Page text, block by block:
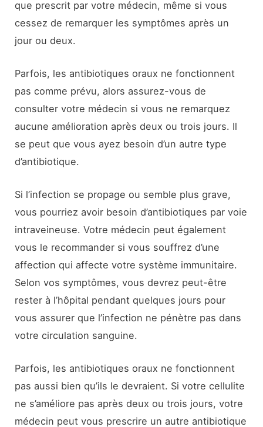
que prescrit par votre médecin, même si vous
cessez de remarquer les symptômes après un
jour ou deux.
Parfois, les antibiotiques oraux ne fonctionnent
pas comme prévu, alors assurez-vous de
consulter votre médecin si vous ne remarquez
aucune amélioration après deux ou trois jours. Il
se peut que vous ayez besoin d’un autre type
d’antibiotique.
Si l’infection se propage ou semble plus grave,
vous pourriez avoir besoin d’antibiotiques par voie
intraveineuse. Votre médecin peut également
vous le recommander si vous souffrez d’une
affection qui affecte votre système immunitaire.
Selon vos symptômes, vous devrez peut-être
rester à l’hôpital pendant quelques jours pour
vous assurer que l’infection ne pénètre pas dans
votre circulation sanguine.
Parfois, les antibiotiques oraux ne fonctionnent
pas aussi bien qu’ils le devraient. Si votre cellulite
ne s’améliore pas après deux ou trois jours, votre
médecin peut vous prescrire un autre antibiotique